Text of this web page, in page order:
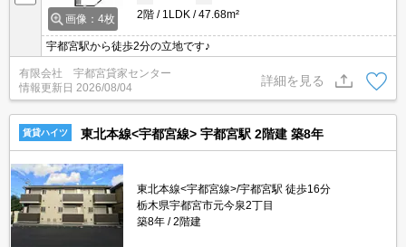
画像：4枚 2階 1LDK 47.68m²
宇都宮駅から徒歩2分の立地です♪
有限会社 宇都宮貸家センター
情報更新日 2026/08/04
詳細を見る
賃貸ハイツ 東北本線<宇都宮線> 宇都宮駅 2階建 築8年
東北本線<宇都宮線>/宇都宮駅 徒歩16分
栃木県宇都宮市元今泉2丁目
築8年
2階建